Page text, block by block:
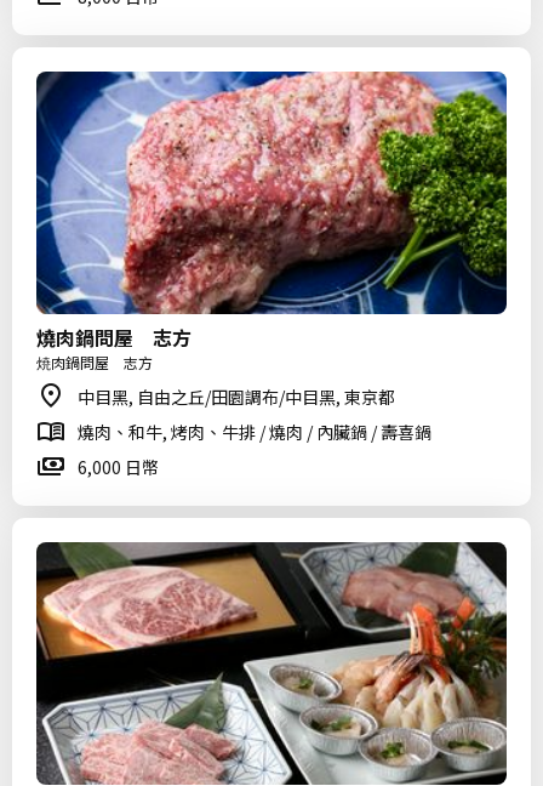
燒肉鍋問屋 志方
焼肉鍋問屋 志方
中目黑, 自由之丘/田園調布/中目黑, 東京都
燒肉、和牛, 烤肉、牛排 / 燒肉 / 內臟鍋 / 壽喜鍋
6,000 日幣